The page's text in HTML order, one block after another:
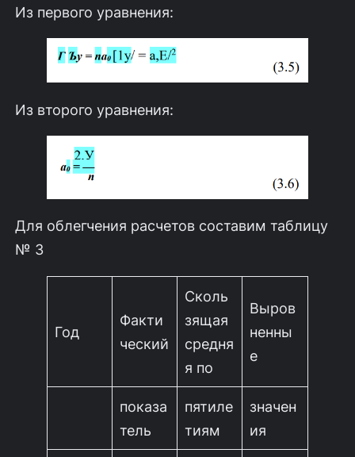
Из первого уравнения:
Из второго уравнения:
Для облегчения расчетов составим таблицу
№ 3
Год
Факти
ческий
Сколь
зящая
средня
я по
Выров
ненны
е
показа
тель
пятиле
тиям
значен
ия